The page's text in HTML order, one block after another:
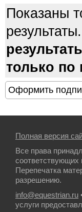
Показаны
результаты.
только по
Полная версия
Все права
соответствующих
Перепечатка
разрешению.
info@equestrian.ru
услуги